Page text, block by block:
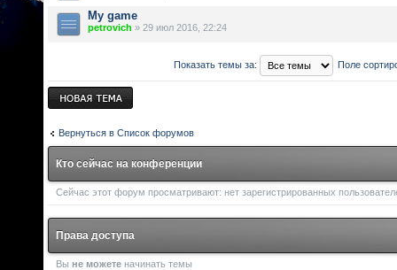
My game
petrovich » 29 июл 2016, 22:24
Показать темы за: Поле
Новая тема
Вернуться в Список форумов
Кто сейчас на конференции
Сейчас этот форум просматривают: нет зарегистрированных
Права доступа
Вы не можете начинать темы